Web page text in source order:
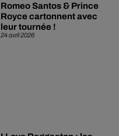
24 avril 2026
Romeo Santos & Prince
Royce cartonnent avec
leur tournée !